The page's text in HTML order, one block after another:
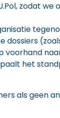
zodat we
dossiers
voorhand
het
als geen